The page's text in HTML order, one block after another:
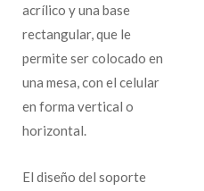
acrílico y una base
rectangular, que le
permite ser colocado en
una mesa, con el celular
en forma vertical o
horizontal.
El diseño del soporte